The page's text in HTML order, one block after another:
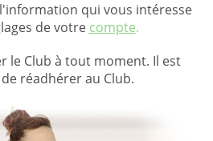
qui vous intéresse
de votre compte.
le Club à tout moment. Il est
réadhérer au Club.